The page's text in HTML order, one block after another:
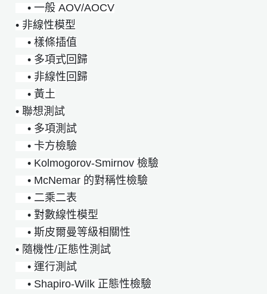
• 一般 AOV/AOCV
• 非線性模型
• 樣條插值
• 多項式回歸
• 非線性回歸
• 黃土
• 聯想測試
• 多項測試
• 卡方檢驗
• Kolmogorov-Smirnov 檢驗
• McNemar 的對稱性檢驗
• 二乘二表
• 對數線性模型
• 斯皮爾曼等級相關性
• 隨機性/正態性測試
• 運行測試
• Shapiro-Wilk 正態性檢驗